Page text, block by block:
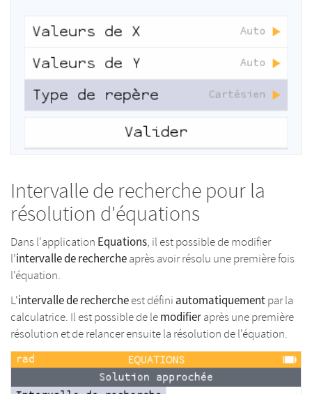
Intervalle de recherche pour la
résolution d'équations
Dans l'application Equations, il est possible de modifier
l'intervalle de rechercheaprès avoir résolu une première fois
l'équation.
L'intervalle de rechercheest défini automatiquementpar la
calculatrice. Il est possible de lemodifieraprès une première
résolution et de relancer ensuite la résolution de l'équation.